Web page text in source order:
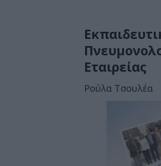
Εταιρείας
Ρούλα Τσουλέα